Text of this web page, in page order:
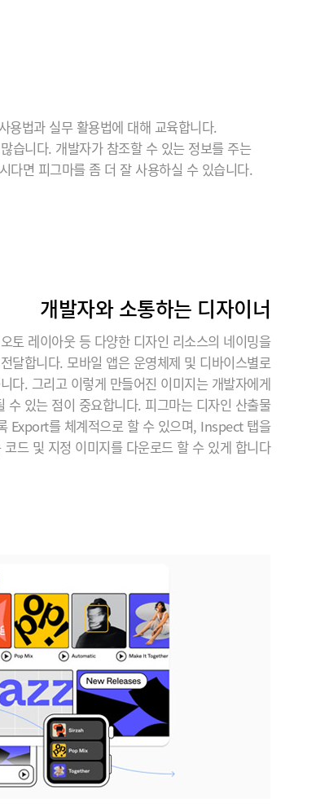
법과 실무 활용법에 대해 교육합니다.
습니다. 개발자가 참조할 수 있는 정보를 주는
다면 피그마를 좀 더 잘 사용하실 수 있습니다.
개발자와 소통하는 디자이너
토 레이아웃 등 다양한 디자인 리소스의 네이밍을
달합니다. 모바일 앱은 운영체제 및 디바이스별로
다. 그리고 이렇게 만들어진 이미지는 개발자에게
수 있는 점이 중요합니다. 피그마는 디자인 산출물
Export를 체계적으로 할 수 있으며, Inspect 탭을
드 및 지정 이미지를 다운로드 할 수 있게 합니다